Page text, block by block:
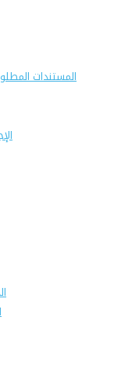
المستندات